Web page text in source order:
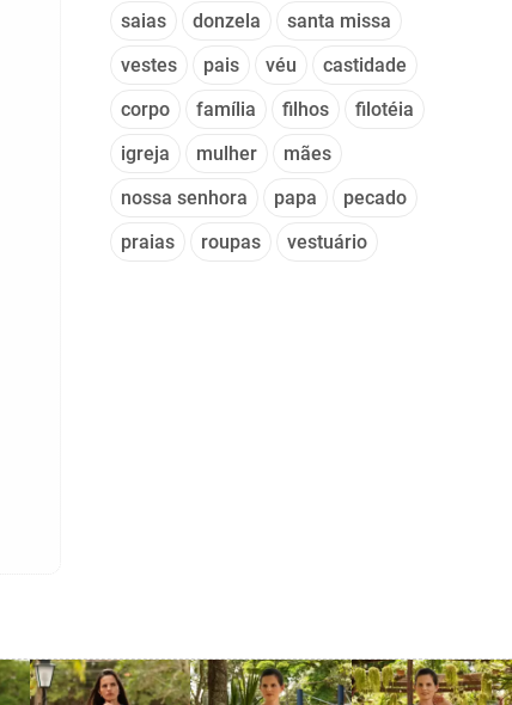
saias
donzela
santa missa
vestes
pais véu
castidade
corpo
família filhos
filotéia
igreja
mulher
mães
nossa senhora
papa
pecado
praias
roupas vestuário